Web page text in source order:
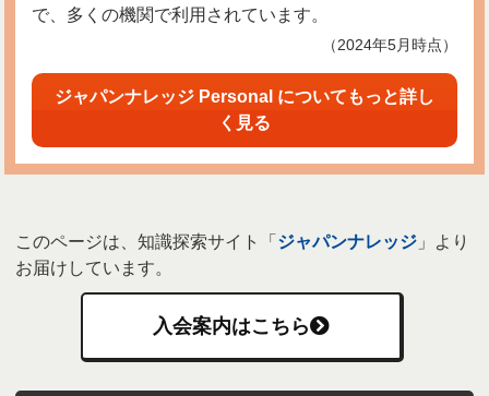
で、多くの機関で利用されています。
（2024年5月時点）
ジャパンナレッジ Personal についてもっと詳し
く見る
このページは、知識探索サイト「 ジャパンナレッジ 」より
お届けしています。
入会案内はこちら